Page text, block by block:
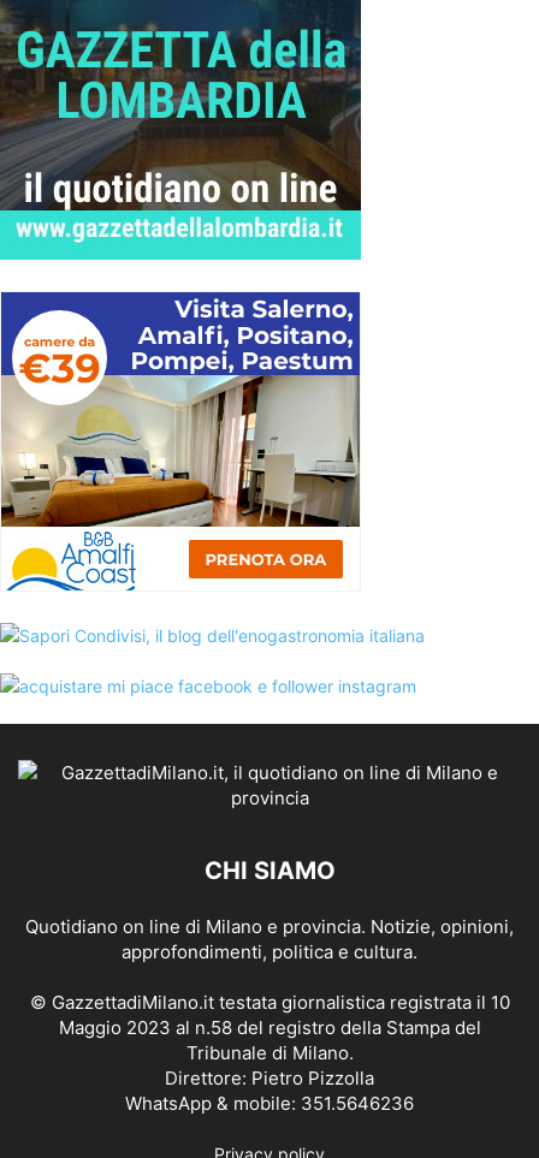
CHI SIAMO
Quotidiano on line di Milano e provincia. Notizie, opinioni,
approfondimenti, politica e cultura.
© GazzettadiMilano.it testata giornalistica registrata il 10
Maggio 2023 al n.58 del registro della Stampa del
Tribunale di Milano.
Direttore: Pietro Pizzolla
WhatsApp & mobile: 351.5646236
Privacy policy